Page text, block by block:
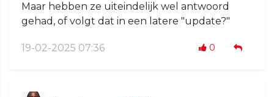
Maar hebben ze uiteindelijk wel antwoord
gehad, of volgt dat in een latere "update?"
19-02-2025 07:36 0